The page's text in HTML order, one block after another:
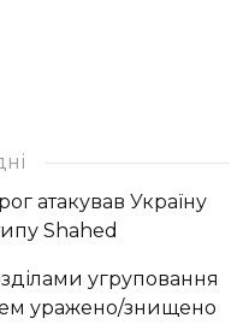
атакував Україну
Shahed
угруповання
уражено/знищено